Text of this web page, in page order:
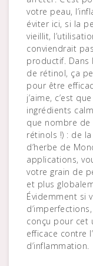
votre peau,
éviter ici, si la
vieillit,
conviendrait
productif. Dans
de rétinol, ça
pour être
j’aime, c’est
ingrédients
que nombre de
rétinols !) : de
d’herbe de
applications,
votre grain de
et plus
Évidemment si
conçu pour cet
efficace contre
d’inflammation.